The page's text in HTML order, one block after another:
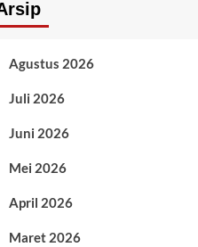
Agustus 2026
Juli 2026
Juni 2026
Mei 2026
April 2026
Maret 2026